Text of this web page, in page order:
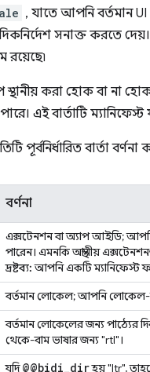
, যাতে আপনি বর্তমান
সনাক্ত করতে দেয়।
রয়েছে৷
করা হোক বা না হোক,
এই বার্তাটি
পূর্বনির্ধারিত বার্তা বর্ণনা
বর্ণনা
এক্সটেনশন বা অ্যাপ আইডি; আপনি
পারেন। এমনকি অস্থানীয়
দ্রষ্টব্য:আপনি একটি ম্যানিফেস্ট
বর্তমান লোকেল; আপনি লোকেল-
বর্তমান লোকেলের জন্য পাঠ্যের
থেকে-বাম ভাষার জন্য "rtl"।
যদি@@bidi_dirহয় "ltr",